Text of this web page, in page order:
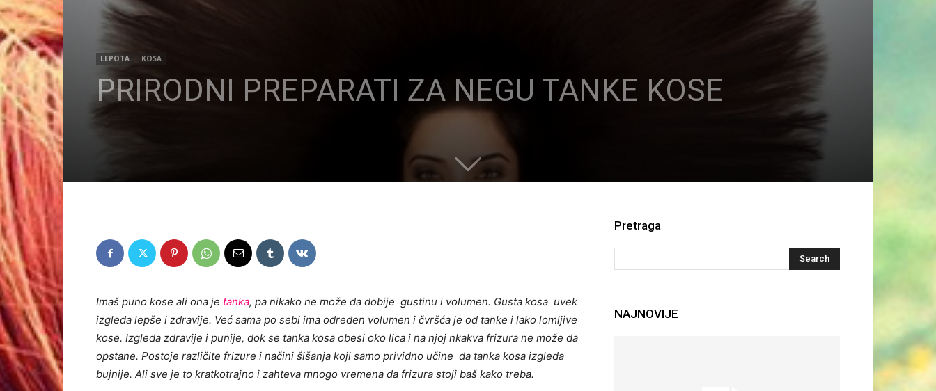
LEPOTA KOSA
PRIRODNI PREPARATI ZA NEGU TANKE KOSE
Imaš puno kose ali ona je tanka, pa nikako ne može da dobije gustinu i volumen. Gusta kosa uvek
izgleda lepše i zdravije. Već sama po sebi ima određen volumen i čvršća je od tanke i lako lomljive
kose. Izgleda zdravije i punije, dok se tanka kosa obesi oko lica i na njoj nkakva frizura ne može da
opstane. Postoje različite frizure i načini šišanja koji samo prividno učine da tanka kosa izgleda
bujnije. Ali sve je to kratkotrajno i zahteva mnogo vremena da frizura stoji baš kako treba.
Pretraga
NAJNOVIJE